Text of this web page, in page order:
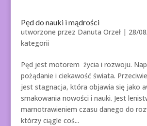
Pęd do nauki i mądrości
utworzone przez Danuta Orzeł| 28/
kategorii
Pęd jest motorem życia i rozwoju.
pożądanie i ciekawość świata.
jest stagnacja, która objawia się jako
smakowania nowości i nauki. Jest
marnotrawieniem czasu danego do
którzy ciągle coś...